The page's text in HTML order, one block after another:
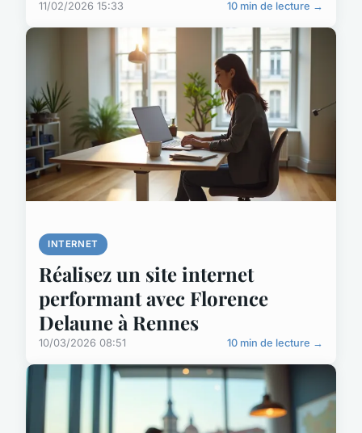
11/02/2026 15:33 10 min de lecture →
INTERNET
Réalisez un site internet
performant avec Florence
Delaune à Rennes
10/03/2026 08:51 10 min de lecture →